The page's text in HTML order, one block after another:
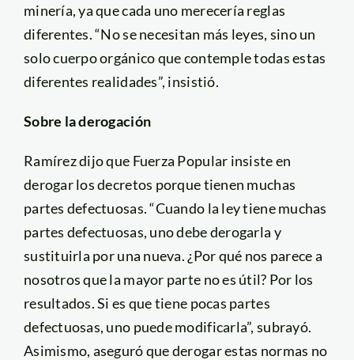
minería, ya que cada uno merecería reglas
diferentes. “No se necesitan más leyes, sino un
solo cuerpo orgánico que contemple todas estas
diferentes realidades”, insistió.
Sobre la derogación
Ramírez dijo que Fuerza Popular insiste en
derogar los decretos porque tienen muchas
partes defectuosas. “Cuando la ley tiene muchas
partes defectuosas, uno debe derogarla y
sustituirla por una nueva. ¿Por qué nos parece a
nosotros que la mayor parte no es útil? Por los
resultados. Si es que tiene pocas partes
defectuosas, uno puede modificarla”, subrayó.
Asimismo, aseguró que derogar estas normas no